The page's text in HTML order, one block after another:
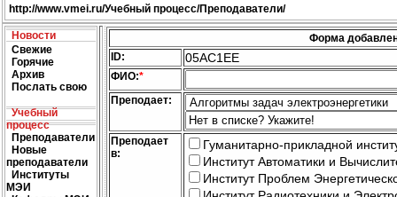
http://www.vmei.ru/Учебный процесс/Преподаватели/
Новости
Свежие
Горячие
Архив
Послать свою
Учебный
процесс
Преподаватели
Новые
преподаватели
Институты
МЭИ
Форма
ID:
05AC1EE
ФИО:*
Преподает:
Преподает
в:
Гуманитарно-прикладной
Институт Автоматики и
Институт Проблем